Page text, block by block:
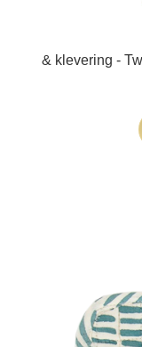
& klevering -